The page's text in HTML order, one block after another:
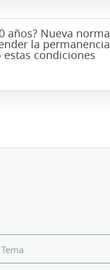
años? Nueva norma
la permanencia
estas condiciones